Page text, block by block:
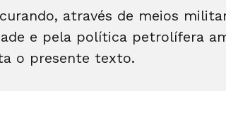
através de meios
e pela política petrolífera
o presente texto.